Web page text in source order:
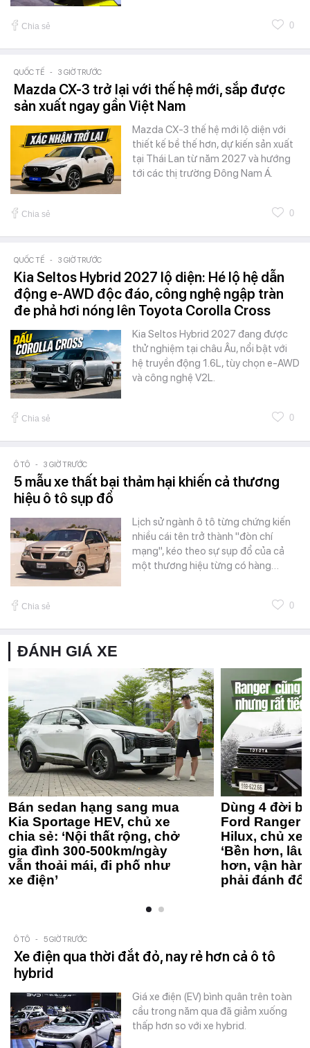
Chia sẻ 0
QUỐC TẾ - 3 GIỜ TRƯỚC
Mazda CX-3 trở lại với thế hệ mới, sắp được
sản xuất ngay gần Việt Nam
Mazda CX-3 thế hệ mới lộ diện với
thiết kế bề thế hơn, dự kiến sản xuất
tại Thái Lan từ năm 2027 và hướng
tới các thị trường Đông Nam Á.
Chia sẻ 0
QUỐC TẾ - 3 GIỜ TRƯỚC
Kia Seltos Hybrid 2027 lộ diện: Hé lộ hệ dẫn
động e-AWD độc đáo, công nghệ ngập tràn
đe phả hơi nóng lên Toyota Corolla Cross
Kia Seltos Hybrid 2027 đang được
thử nghiệm tại châu Âu, nổi bật với
hệ truyền động 1.6L, tùy chọn e-AWD
và công nghệ V2L.
Chia sẻ 0
Ô TÔ - 3 GIỜ TRƯỚC
5 mẫu xe thất bại thảm hại khiến cả thương
hiệu ô tô sụp đổ
Lịch sử ngành ô tô từng chứng kiến
nhiều cái tên trở thành "đòn chí
mạng", kéo theo sự sụp đổ của cả
một thương hiệu từng có hàng…
Chia sẻ 0
ĐÁNH GIÁ XE
Bán sedan hạng sang mua
Kia Sportage HEV, chủ xe
chia sẻ: ‘Nội thất rộng, chở
gia đình 300-500km/ngày
vẫn thoải mái, đi phố như
xe điện’
Dùng 4 đời
Ford Ranger
Hilux, chủ xe
‘Bền hơn,
hơn, vận
phải đánh
Ô TÔ - 5 GIỜ TRƯỚC
Xe điện qua thời đắt đỏ, nay rẻ hơn cả ô tô
hybrid
Giá xe điện (EV) bình quân trên toàn
cầu trong năm qua đã giảm xuống
thấp hơn so với xe hybrid.